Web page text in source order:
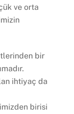
ve orta
bir
ihtiyaç da
birisi